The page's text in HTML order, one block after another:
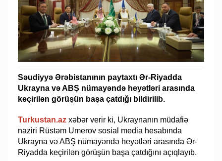
Səudiyyə Ərəbistanının paytaxtı Ər-Riyadda
Ukrayna və ABŞ nümayəndə heyətləri arasında
keçirilən görüşün başa çatdığı bildirilib.
Turkustan.az xəbər verir ki, Ukraynanın müdafiə
naziri Rüstəm Umerov sosial media hesabında
Ukrayna və ABŞ nümayəndə heyətləri arasında Ər-
Riyadda keçirilən görüşün başa çatdığını açıqlayıb.